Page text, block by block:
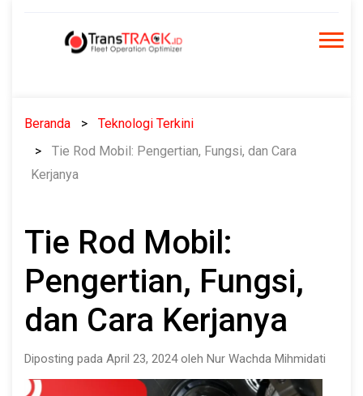
Beranda
Teknologi Terkini
Tie Rod Mobil: Pengertian, Fungsi, dan Cara
Kerjanya
Tie Rod Mobil:
Pengertian, Fungsi,
dan Cara Kerjanya
Diposting pada April 23, 2024 oleh Nur Wachda Mihmidati